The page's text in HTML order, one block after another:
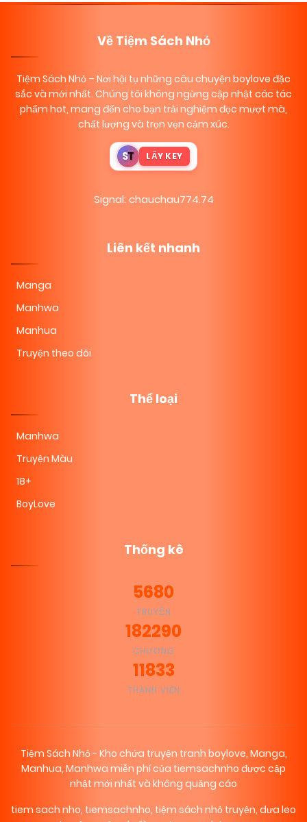
Về Tiệm Sách Nhỏ
Tiệm Sách Nhỏ – Nơi hội tụ những câu chuyện boylove đặc
sắc và mới nhất. Chúng tôi không ngừng cập nhật các tác
phẩm hot, mang đến cho bạn trải nghiệm đọc mượt mà,
chất lượng và trọn vẹn cảm xúc.
ST LẤY KEY
Signal: chauchau774.74
Liên kết nhanh
Manga
Manhwa
Manhua
Truyện theo dõi
Thể loại
Manhwa
Truyện Màu
18+
BoyLove
Thống kê
5680
TRUYỆN
182290
CHƯƠNG
11833
THÀNH VIÊN
Tiệm Sách Nhỏ - Kho chứa truyện tranh boylove, Manga,
Manhua, Manhwa miễn phí của tiemsachnho được cập
nhật mới nhất và không quảng cáo
tiem sach nho, tiemsachnho, tiệm sách nhỏ truyện, dưa leo